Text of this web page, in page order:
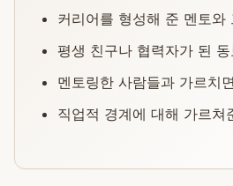
커리어를 형성해 준 멘토와
평생 친구나 협력자가 된 동
멘토링한 사람들과 가르치
직업적 경계에 대해 가르쳐